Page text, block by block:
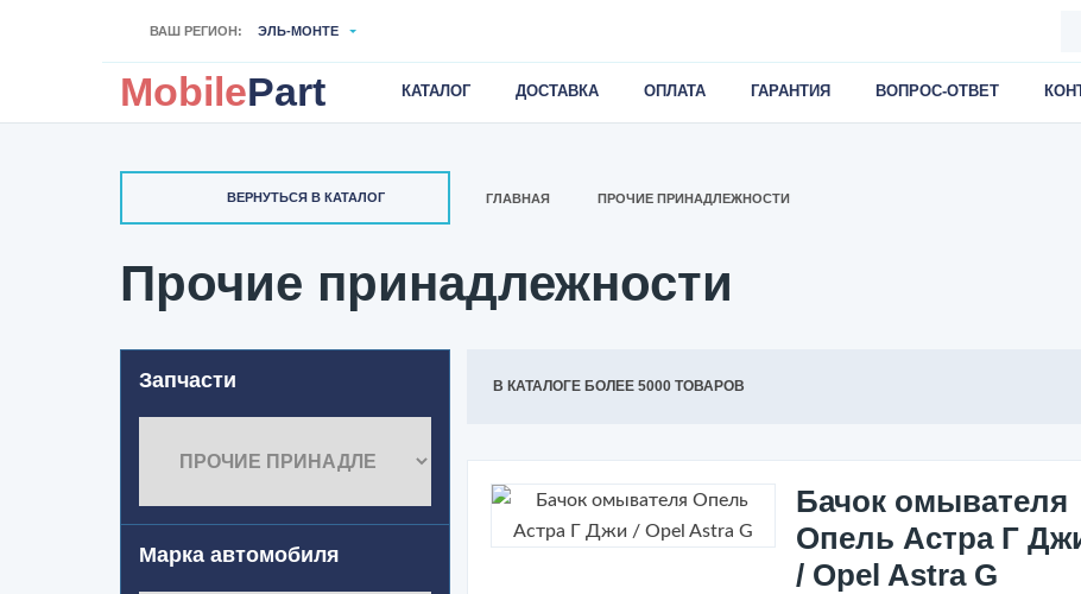
ВАШ РЕГИОН: ЭЛЬ-МОНТЕ
MobilePart КАТАЛОГ ДОСТАВКА ОПЛАТА ГАРАНТИЯ ВОПРОС-ОТВЕТ
ВЕРНУТЬСЯ В КАТАЛОГ ГЛАВНАЯ ПРОЧИЕ ПРИНАДЛЕЖНОСТИ
Прочие принадлежности
Запчасти
Марка автомобиля
В КАТАЛОГЕ БОЛЕЕ 5000 ТОВАРОВ
Бачок омывателя
Опель Астра Г
/ Opel Astra G